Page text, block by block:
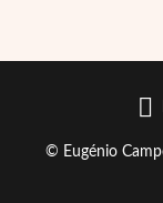
© Eugénio